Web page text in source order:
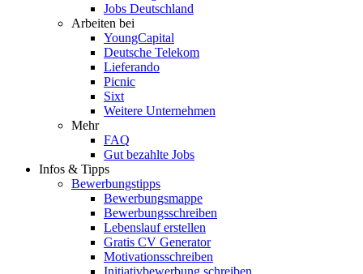
Jobs Deutschland
Arbeiten bei
YoungCapital
Deutsche Telekom
Lieferando
Picnic
Sixt
Weitere Unternehmen
Mehr
FAQ
Gut bezahlte Jobs
Infos & Tipps
Bewerbungstipps
Bewerbungsmappe
Bewerbungsschreiben
Lebenslauf erstellen
Gratis CV Generator
Motivationsschreiben
Initiativbewerbung schreiben